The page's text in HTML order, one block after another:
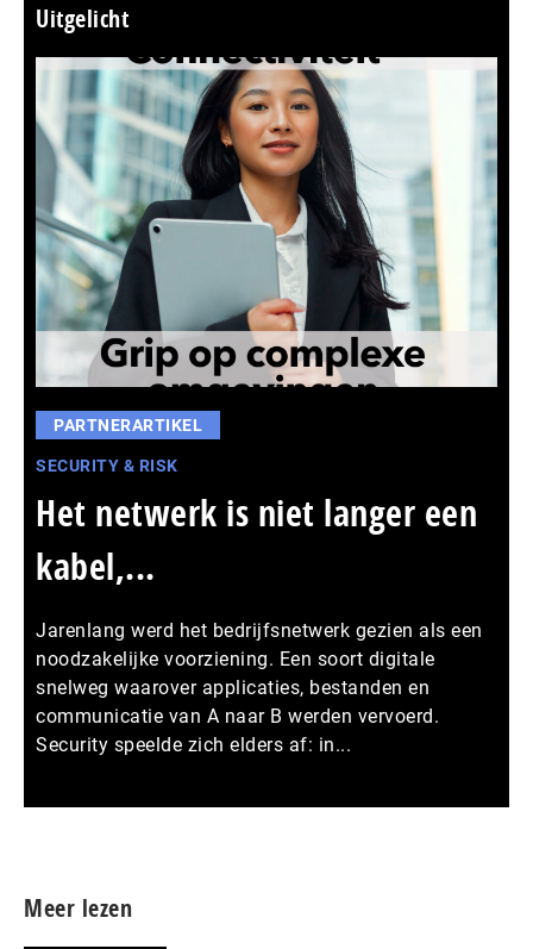
Uitgelicht
PARTNERARTIKEL
SECURITY & RISK
Het netwerk is niet langer een
kabel,...
Jarenlang werd het bedrijfsnetwerk gezien als een
noodzakelijke voorziening. Een soort digitale
snelweg waarover applicaties, bestanden en
communicatie van A naar B werden vervoerd.
Security speelde zich elders af: in...
Meer lezen